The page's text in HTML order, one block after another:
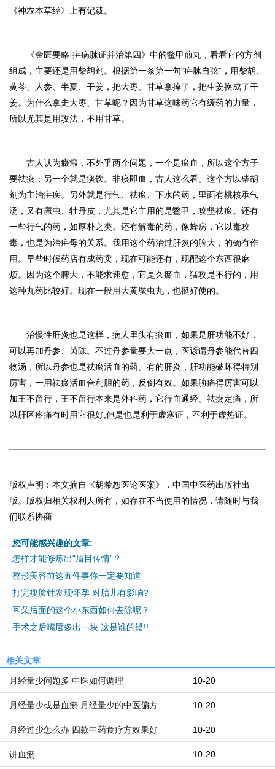
《神农本草经》上有记载。
《金匮要略·疟病脉证并治第四》中的鳖甲煎丸，看看它的方剂
组成，主要还是用柴胡剂。根据第一条第一句“疟脉自弦”，用柴胡、
黄芩、人参、半夏、干姜，把大枣、甘草拿掉了，把生姜换成了干
姜。为什么拿走大枣、甘草呢？因为甘草这味药它有缓药的力量，
所以尤其是用攻法，不用甘草。
古人认为癥瘕，不外乎两个问题，一个是瘀血，所以这个方子
要祛瘀；另一个就是痰饮。非痰即血，古人这么看。这个方以柴胡
剂为主治疟疾。另外就是行气、祛瘀、下水的药，里面有桃核承气
汤，又有䗪虫、牡丹皮，尤其是它主用的是鳖甲，攻坚祛瘀。还有
一些行气的药，如厚朴之类。还有解毒的药，像蜂房，它以毒攻
毒，也是为治疟母的关系。我用这个药治过肝炎的脾大，的确有作
用。早些时候药店有成药卖，现在可能还有，现配这个东西很麻
烦。因为这个脾大，不能求速愈，它是久瘀血，猛攻是不行的，用
这种丸药比较好。现在一般用大黄䗪虫丸，也挺好使的。
治慢性肝炎也是这样，病人里头有瘀血，如果是肝功能不好，
可以再加丹参、茵陈。不过丹参量要大一点，医谚谓丹参能代替四
物汤，所以丹参也是祛瘀活血的药。有的肝炎，肝功能破坏得特别
厉害，一用祛瘀活血合利胆的药，反倒有效。如果胁痛得厉害可以
加王不留行，王不留行本来是外科药，它行血通经、祛瘀定痛，所
以肝区疼痛有时用它很好 但是也是利于虚寒证，不利于虚热证。
版权声明：本文摘自《胡希恕医论医案》，中国中医药出版社出
版。版权归相关权利人所有，如存在不当使用的情况，请随时与我
们联系协商
您可能感兴趣的文章:
怎样才能修炼出“眉目传情”？
整形美容前这五件事你一定要知道
打完瘦脸针发现怀孕 对胎儿有影响?
耳朵后面的这个小东西如何去除呢？
手术之后嘴唇多出一块 这是谁的错!!
相关文章
10-20
月经量少问题多 中医如何调理
10-20
月经量少或是血瘀 月经量少的中医偏方
10-20
月经过少怎么办 四款中药食疗方效果好
10-20
讲血瘀